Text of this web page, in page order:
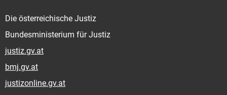
Die österreichische Justiz
Bundesministerium für Justiz
justiz.gv.at
bmj.gv.at
justizonline.gv.at